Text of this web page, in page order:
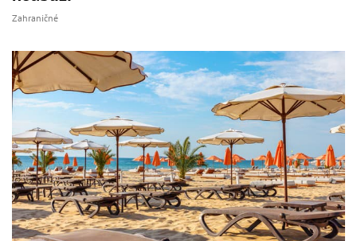
Zahraničné